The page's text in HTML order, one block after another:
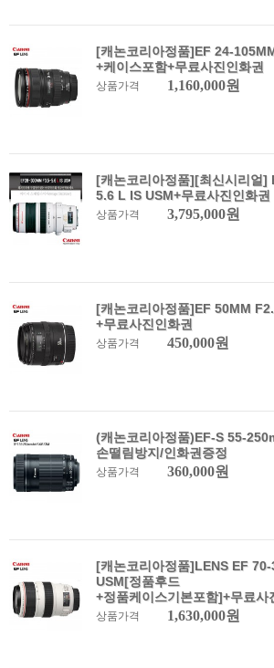
[캐논코리아정품]EF 24-
+케이스포함+무료사진인화권
상품가격 1,160,000원
[캐논코리아정품][최신시리얼]
5.6 L IS USM+무료사진인화권
상품가격 3,795,000원
[캐논코리아정품]EF 50MM
+무료사진인화권
상품가격 450,000원
(캐논코리아정품)EF-S 55-
손떨림방지/인화권증정
상품가격 360,000원
[캐논코리아정품]LENS EF
USM[정품후드
+정품케이스기본포함]+무료사
상품가격 1,630,000원